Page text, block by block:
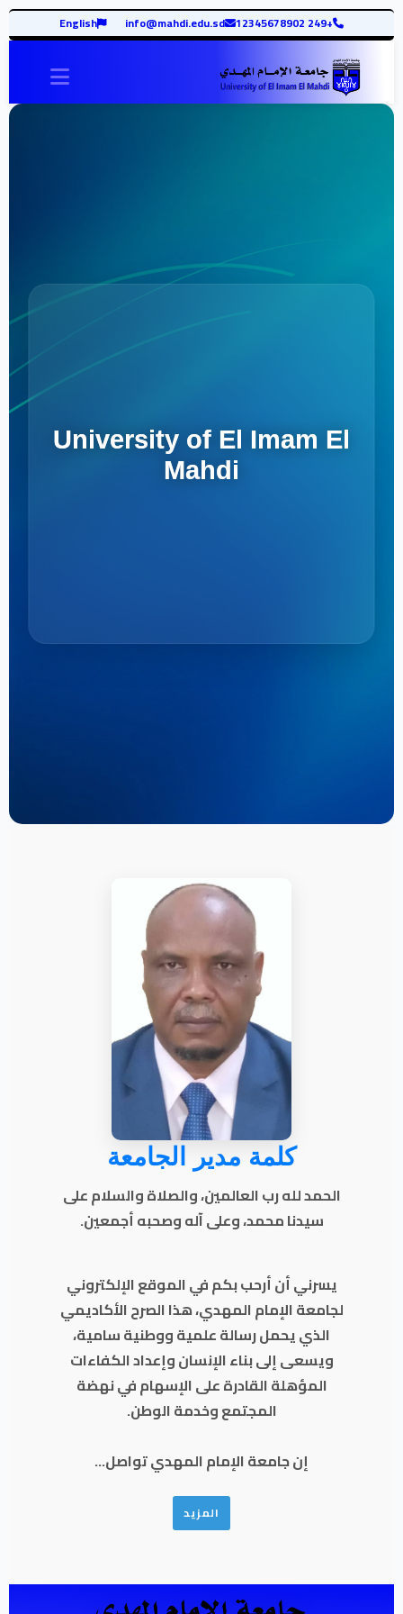
+249 12345678902
info@mahdi.edu.sd
English
University of El Imam El
Mahdi
كلمة مدير الجامعة
الحمد لله رب العالمين، والصلاة والسلام على
سيدنا محمد، وعلى آله وصحبه أجمعين.
يسرني أن أرحب بكم في الموقع الإلكتروني
لجامعة الإمام المهدي، هذا الصرح الأكاديمي
الذي يحمل رسالة علمية ووطنية سامية،
ويسعى إلى بناء الإنسان وإعداد الكفاءات
المؤهلة القادرة على الإسهام في نهضة
المجتمع وخدمة الوطن.
إن جامعة الإمام المهدي تواصل...
المزيد